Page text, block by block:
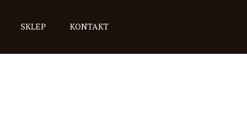
SKLEP KONTAKT